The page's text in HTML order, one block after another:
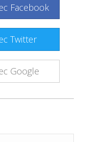
Facebook
Twitter
Google